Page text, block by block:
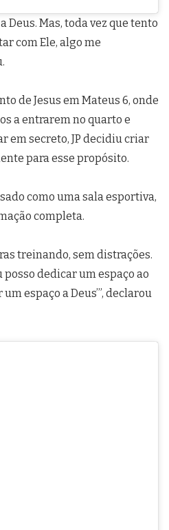
Deus. Mas, toda vez que tento
com Ele, algo me
de Jesus em Mateus 6, onde
a entrarem no quarto e
em secreto, JP decidiu criar
para esse propósito.
como uma sala esportiva,
completa.
treinando, sem distrações.
posso dedicar um espaço ao
espaço a Deus’”, declarou